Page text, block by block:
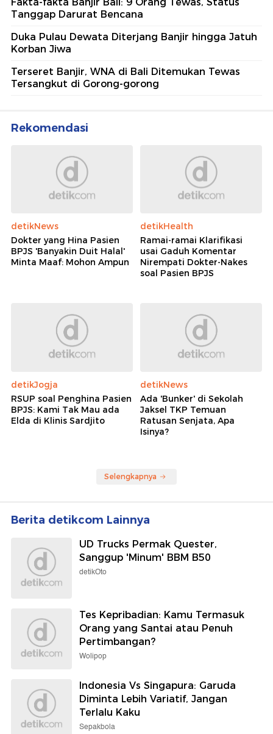
Tanggap Darurat Bencana
Duka Pulau Dewata Diterjang Banjir hingga Jatuh
Korban Jiwa
Terseret Banjir, WNA di Bali Ditemukan Tewas
Tersangkut di Gorong-gorong
Rekomendasi
detikNews
Dokter yang Hina Pasien
BPJS 'Banyakin Duit Halal'
Minta Maaf: Mohon Ampun
detikHealth
Ramai-ramai Klarifikasi
usai Gaduh Komentar
Nirempati Dokter-Nakes
soal Pasien BPJS
detikJogja
RSUP soal Penghina Pasien
BPJS: Kami Tak Mau ada
Elda di Klinis Sardjito
detikNews
Ada 'Bunker' di Sekolah
Jaksel TKP Temuan
Ratusan Senjata, Apa
Isinya?
Selengkapnya
Berita detikcom Lainnya
UD Trucks Permak Quester,
Sanggup 'Minum' BBM B50
detikOto
Tes Kepribadian: Kamu Termasuk
Orang yang Santai atau Penuh
Pertimbangan?
Wolipop
Indonesia Vs Singapura: Garuda
Diminta Lebih Variatif, Jangan
Terlalu Kaku
Sepakbola